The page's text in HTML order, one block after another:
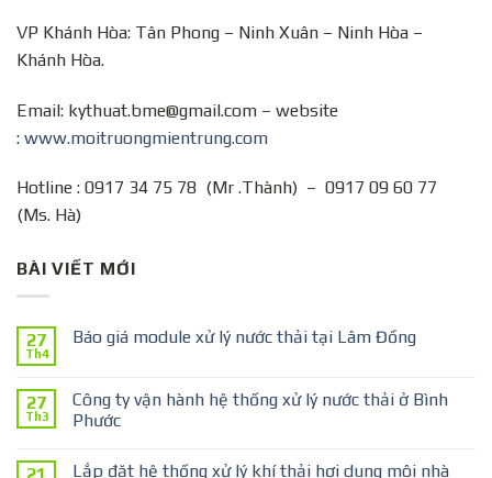
VP Khánh Hòa: Tân Phong – Ninh Xuân – Ninh Hòa –
Khánh Hòa.
Email: kythuat.bme@gmail.com – website
: www.moitruongmientrung.com
Hotline : 0917 34 75 78 (Mr .Thành) – 0917 09 60 77
(Ms. Hà)
BÀI VIẾT MỚI
27
Th4
Báo giá module xử lý nước thải tại Lâm Đồng
27
Th3
Công ty vận hành hệ thống xử lý nước thải ở Bình
Phước
Lắp đặt hệ thống xử lý khí thải hơi dung môi nhà